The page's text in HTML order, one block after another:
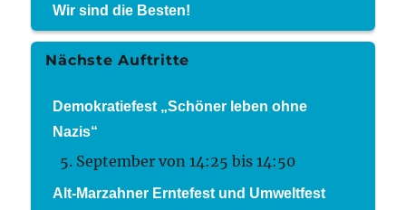
Grünen
Wir sind die Besten!
Nächste Auftritte
Demokratiefest „Schöner leben ohne
Nazis“
5. September von 14:25 bis14:50
Alt-Marzahner Erntefest und Umweltfest